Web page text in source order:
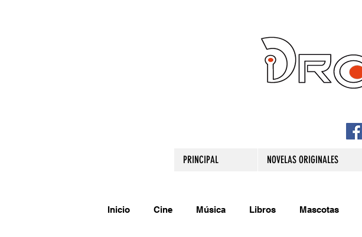
PRINCIPAL NOVELAS ORIGINALES
Inicio Cine Música Libros Mascotas